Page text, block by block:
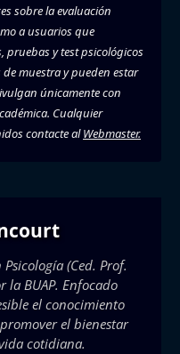
sobre la evaluación
a usuarios que
pruebas y test psicológicos
muestra y pueden estar
únicamente con
Cualquier
contacte alWebmaster.
(Ced. Prof.
la BUAP. Enfocado
el conocimiento
el bienestar
cotidiana.